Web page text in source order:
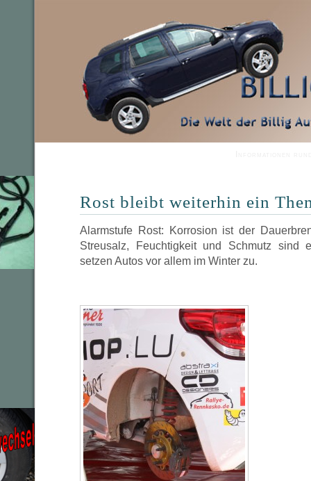
Rost bleibt weiterhin ein
Alarmstufe Rost: Korrosion ist der
Streusalz, Feuchtigkeit und Schmutz sind
setzen Autos vor allem im Winter zu.